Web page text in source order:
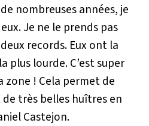
nombreuses années, je
Je ne le prends pas
records. Eux ont la
plus lourde. C’est super
zone ! Cela permet de
très belles huîtres en
Castejon.